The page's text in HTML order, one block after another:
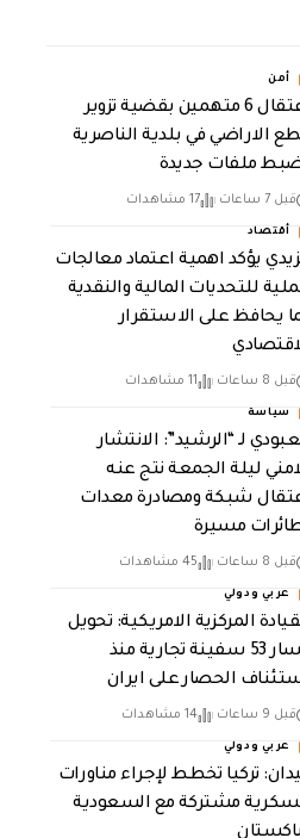
أمن
اعتقال 6 متهمين بقضية تزوير
الاراضي في بلدية الناصرية
ملفات جديدة
قبل 7 ساعات 17 مشاهدات
أقتصاد
يؤكد اهمية اعتماد معالجات
للتحديات المالية والنقدية
يحافظ على الاستقرار
قبل 8 ساعات 11 مشاهدات
سياسة
لـ “الرشيد”: الانتشار
ليلة الجمعة نتج عنه
شبكة ومصادرة معدات
مسيرة
قبل 8 ساعات 45 مشاهدات
عربي ودولي
المركزية الامريكية: تحويل
مسار 53 سفينة تجارية منذ
الحصار على ايران
قبل 9 ساعات 14 مشاهدات
عربي ودولي
تركيا تخطط لإجراء مناورات
مشتركة مع السعودية